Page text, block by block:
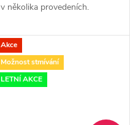
v několika provedeních.
Akce
Možnost stmívání
LETNÍ AKCE